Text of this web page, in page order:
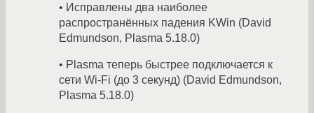
• Исправлены два наиболее
распространённых падения KWin (David
Edmundson, Plasma 5.18.0)
• Plasma теперь быстрее подключается к
сети Wi-Fi (до 3 секунд) (David Edmundson,
Plasma 5.18.0)